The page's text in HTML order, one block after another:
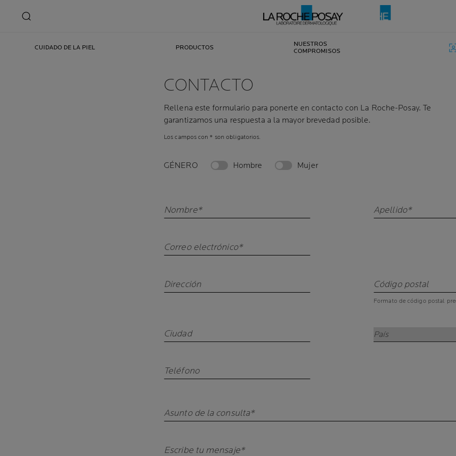
CUIDADO DE LA PIEL PRODUCTOS
NUESTROS
COMPROMISOS
CONTACTO
Rellena este formulario para ponerte en contacto con La Roche-Posay. Te
garantizamos una respuesta a la mayor brevedad posible.
Los campos con * son obligatorios.
GÉNERO Hombre Mujer
Nombre* Apellido*
Correo electrónico*
Dirección Código postal
Formato de código postal
Ciudad País
Teléfono
Asunto de la consulta*
Escribe tu mensaje*